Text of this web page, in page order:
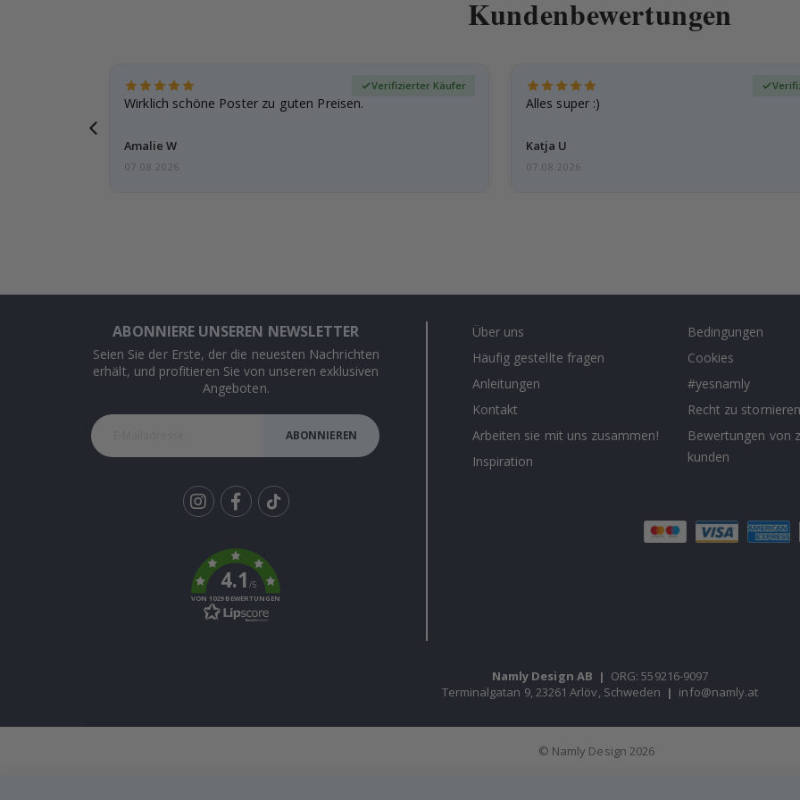
Kundenbewertungen
Wirklich schöne Poster zu guten Preisen.
Amalie W
Verifizierter Käufer
07.08.2026
Alles super :)
Katja U
07.08.2026
ABONNIERE UNSEREN NEWSLETTER
Seien Sie der Erste, der die neuesten Nachrichten
erhält, und profitieren Sie von unseren exklusiven
Angeboten.
ABONNIEREN
k
4.1/5
VON 1029 BEWERTUNGEN
Über uns
Häufig gestellte fragen
Anleitungen
Kontakt
Arbeiten sie mit uns zusammen!
Inspiration
Bedingungen
Cookies
#yesnamly
Recht zu
Bewertungen von
kunden
Namly Design AB | ORG: 559216-9097
Terminalgatan 9, 23261 Arlöv, Schweden | info@namly.at
© Namly Design 2026